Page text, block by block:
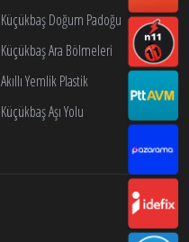
Küçükbaş Doğum Padoğu
Küçükbaş Ara Bölmeleri
Akıllı Yemlik Plastik
Küçükbaş Aşı Yolu